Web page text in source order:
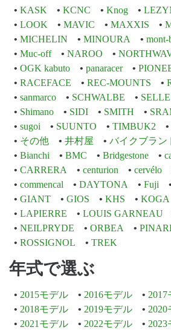
KASK
KCNC Knog
LOOK
MAVIC MAXXIS
MICHELIN
MINOURA mont-
Muc-off
NAROO
OGK kabuto
panaracer
RACEFACE
REC-MOUNTS
sanmarco
SCHWALBE
Shimano
SIDI SMITH
sugoi
SUUNTO TIMBUK2
その他
井村屋 バイクブラン
Bianchi
BMC Bridgestone
CARRERA
centurion cervélo
commencal
DAYTONA Fuji
GIANT
GIOS KHS KOGA
LAPIERRE
LOUIS GARNEAU
NEILPRYDE
ORBEA
ROSSIGNOL
TREK
年式で選ぶ
2015モデル 2016モデル
2017
2018モデル
2019モデル
2020
2021モデル
2022モデル
2023